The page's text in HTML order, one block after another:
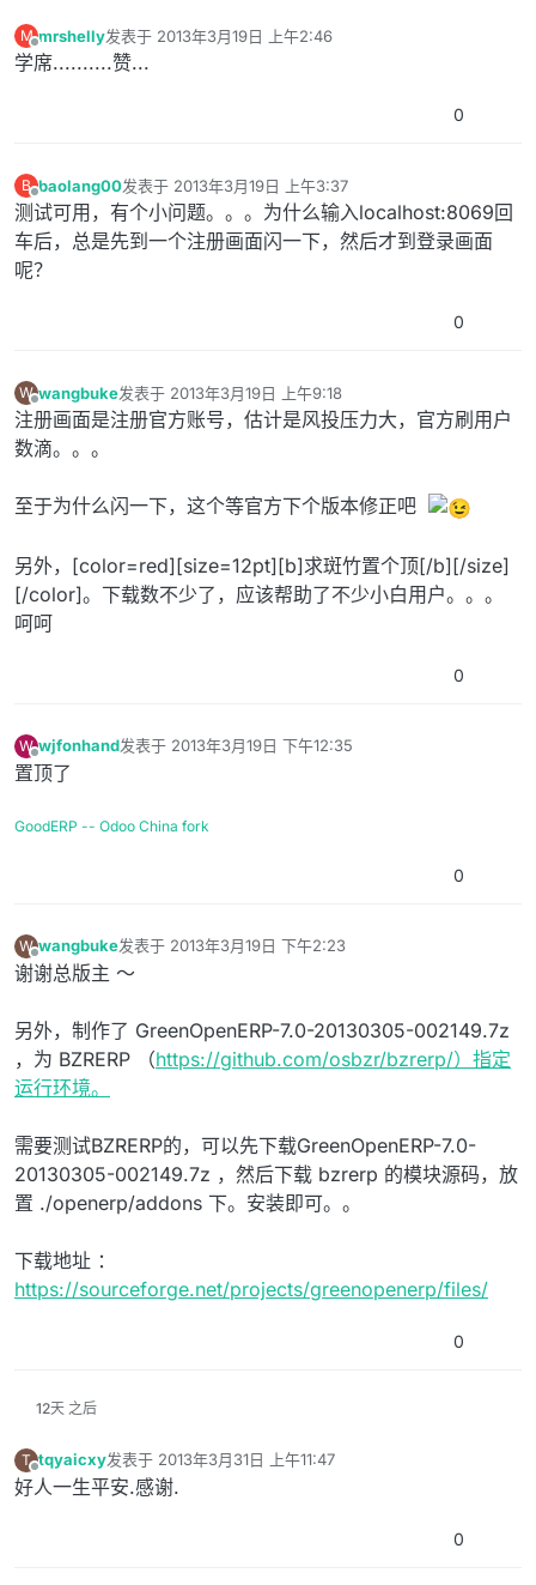
M
离线
mrshelly发表于 2013年3月19日 上午2:46
最后由 编辑
学席..........赞...
0
B
离线
baolang00发表于 2013年3月19日 上午3:37
最后由 编辑
测试可用，有个小问题。。。为什么输入localhost:8069回
车后，总是先到一个注册画面闪一下，然后才到登录画面
呢？
0
W
离线
wangbuke发表于 2013年3月19日 上午9:18
最后由 编辑
注册画面是注册官方账号，估计是风投压力大，官方刷用户
数滴。。。
至于为什么闪一下，这个等官方下个版本修正吧
另外，[color=red][size=12pt][b]求斑竹置个顶[/b][/size]
[/color]。下载数不少了，应该帮助了不少小白用户。。。
呵呵
0
W
离线
wjfonhand发表于 2013年3月19日 下午12:35
最后由 编辑
置顶了
GoodERP -- Odoo China fork
0
W
离线
wangbuke发表于 2013年3月19日 下午2:23
最后由 编辑
谢谢总版主 ～
另外，制作了 GreenOpenERP-7.0-20130305-002149.7z
，为 BZRERP （https://github.com/osbzr/bzrerp/）指定
运行环境。
需要测试BZRERP的，可以先下载GreenOpenERP-7.0-
20130305-002149.7z ，然后下载 bzrerp 的模块源码，放
置 ./openerp/addons 下。安装即可。。
下载地址 ：
https://sourceforge.net/projects/greenopenerp/files/
0
12天 之后
T
离线
tqyaicxy发表于 2013年3月31日 上午11:47
最后由 编辑
好人一生平安.感谢.
0